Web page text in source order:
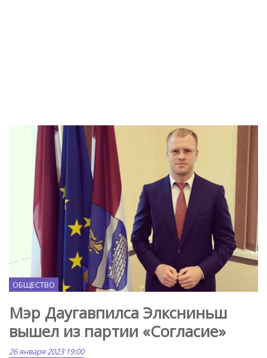
ОБЩЕСТВО
Мэр Даугавпилса Элксниньш
вышел из партии «Согласие»
26 января 2023 19:00